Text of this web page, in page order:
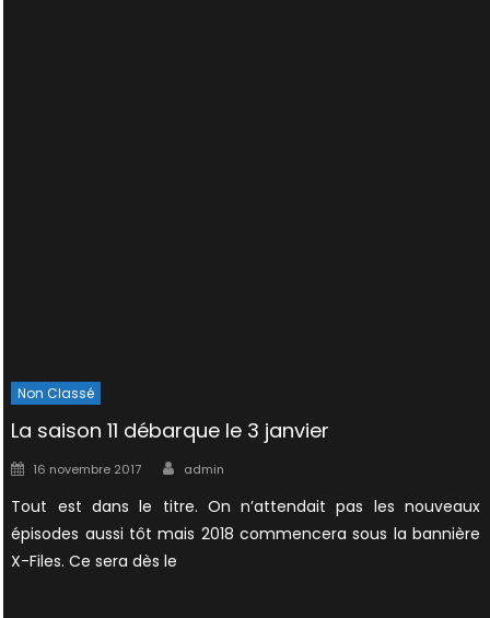
Non Classé
La saison 11 débarque le 3 janvier
Posted
16 novembre 2017 Author
admin
Tout est dans le titre. On n’attendait pas les nouveaux
épisodes aussi tôt mais 2018 commencera sous la bannière
X-Files. Ce sera dès le